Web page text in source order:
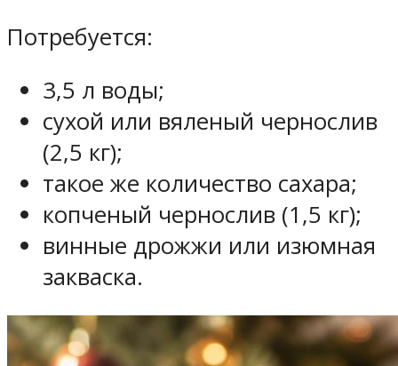
Потребуется:
3,5 л воды;
сухой или вяленый чернослив
(2,5 кг);
такое же количество сахара;
копченый чернослив (1,5 кг);
винные дрожжи или изюмная
закваска.